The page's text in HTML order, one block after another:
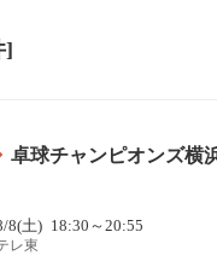
]
卓球チャンピオンズ横
8(土) 18:30～20:55
レ東